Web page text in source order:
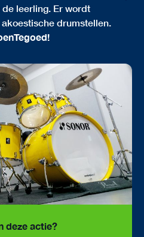
leerling. Er wordt
drumstellen.
deze actie?